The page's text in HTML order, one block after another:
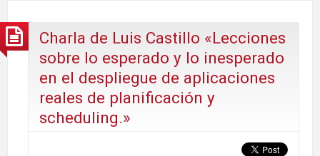
Charla de Luis Castillo «Lecciones
sobre lo esperado y lo inesperado
en el despliegue de aplicaciones
reales de planificación y
scheduling.»